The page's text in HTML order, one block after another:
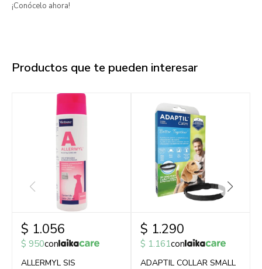
¡Conócelo ahora!
Productos que te pueden interesar
$ 1.056
$ 950con
ALLERMYL SIS
$ 1.290
$ 1.161con
ADAPTIL COLLAR SMALL